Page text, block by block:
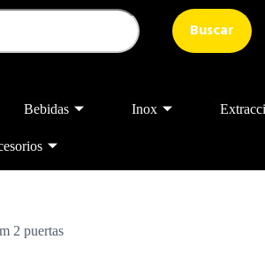
Buscar
Bebidas Inox
2 puertas